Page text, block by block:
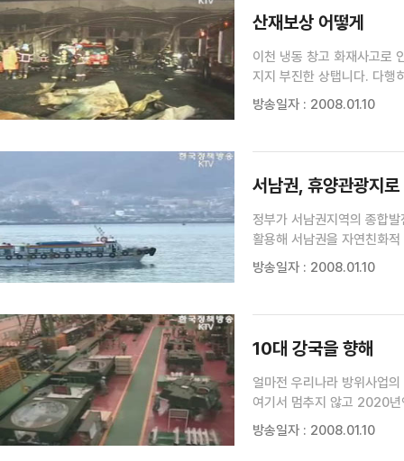
산재보상 어떻게
이천 냉동 창고 화재사고로 인한
지지 부진한 상탭니다. 다행
없이, 불법근로자까지도 동등하게 지급됩니다. 이정연 기자> 사업장 등록이 된 이천 냉동 창고
방송일자 : 2008.01.10
서남권, 휴양관광지로
정부가 서남권지역의 종합
활용해 서남권을 자연친화적 휴양관광지로 육성할 계획입
2020년까지 총 9조8천억원이 투입되
방송일자 : 2008.01.10
10대 강국을 향해
얼마전 우리나라 방위사업
여기서 멈추지 않고 2020년엔
세웠습니다. 세계 10대 방위
방송일자 : 2008.01.10